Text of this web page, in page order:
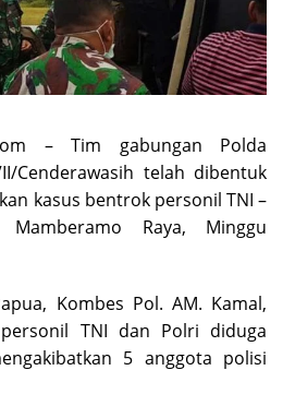
– Tim gabungan Polda
Cenderawasih telah dibentuk
kasus bentrok personil TNI –
Raya, Minggu
Kombes Pol. AM. Kamal,
TNI dan Polri diduga
5 anggota polisi